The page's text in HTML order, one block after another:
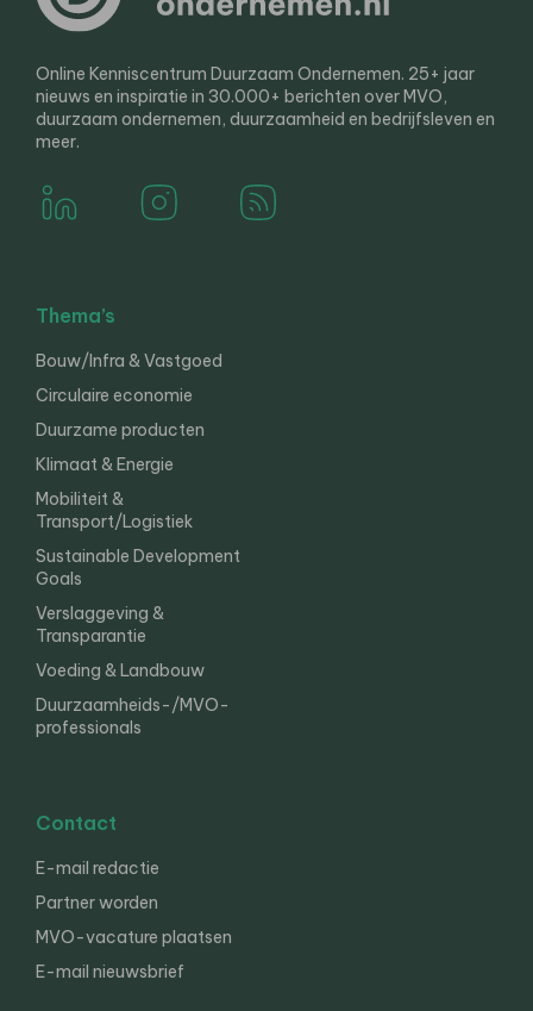
Online Kenniscentrum Duurzaam Ondernemen. 25+ jaar
nieuws en inspiratie in 30.000+ berichten over MVO,
duurzaam ondernemen, duurzaamheid en bedrijfsleven en
meer.
Thema’s
Bouw/Infra & Vastgoed
Circulaire economie
Duurzame producten
Klimaat & Energie
Mobiliteit &
Transport/Logistiek
Sustainable Development
Goals
Verslaggeving &
Transparantie
Voeding & Landbouw
Duurzaamheids-/MVO-
professionals
Contact
E-mail redactie
Partner worden
MVO-vacature plaatsen
E-mail nieuwsbrief